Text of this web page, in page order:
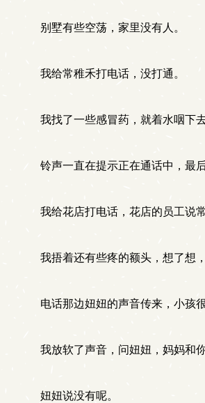
别墅有些空荡，家里没有人。
我给常稚禾打电话，没打通。
我找了一些感冒药，就着水咽下
铃声一直在提示正在通话中，最后
我给花店打电话，花店的员工说常
我捂着还有些疼的额头，想了想
电话那边妞妞的声音传来，小孩
我放软了声音，问妞妞，妈妈和
妞妞说没有呢。